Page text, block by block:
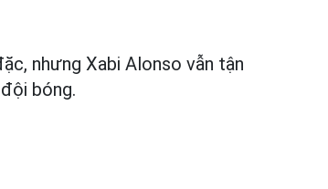
nhưng Xabi Alonso vẫn tận
bóng.